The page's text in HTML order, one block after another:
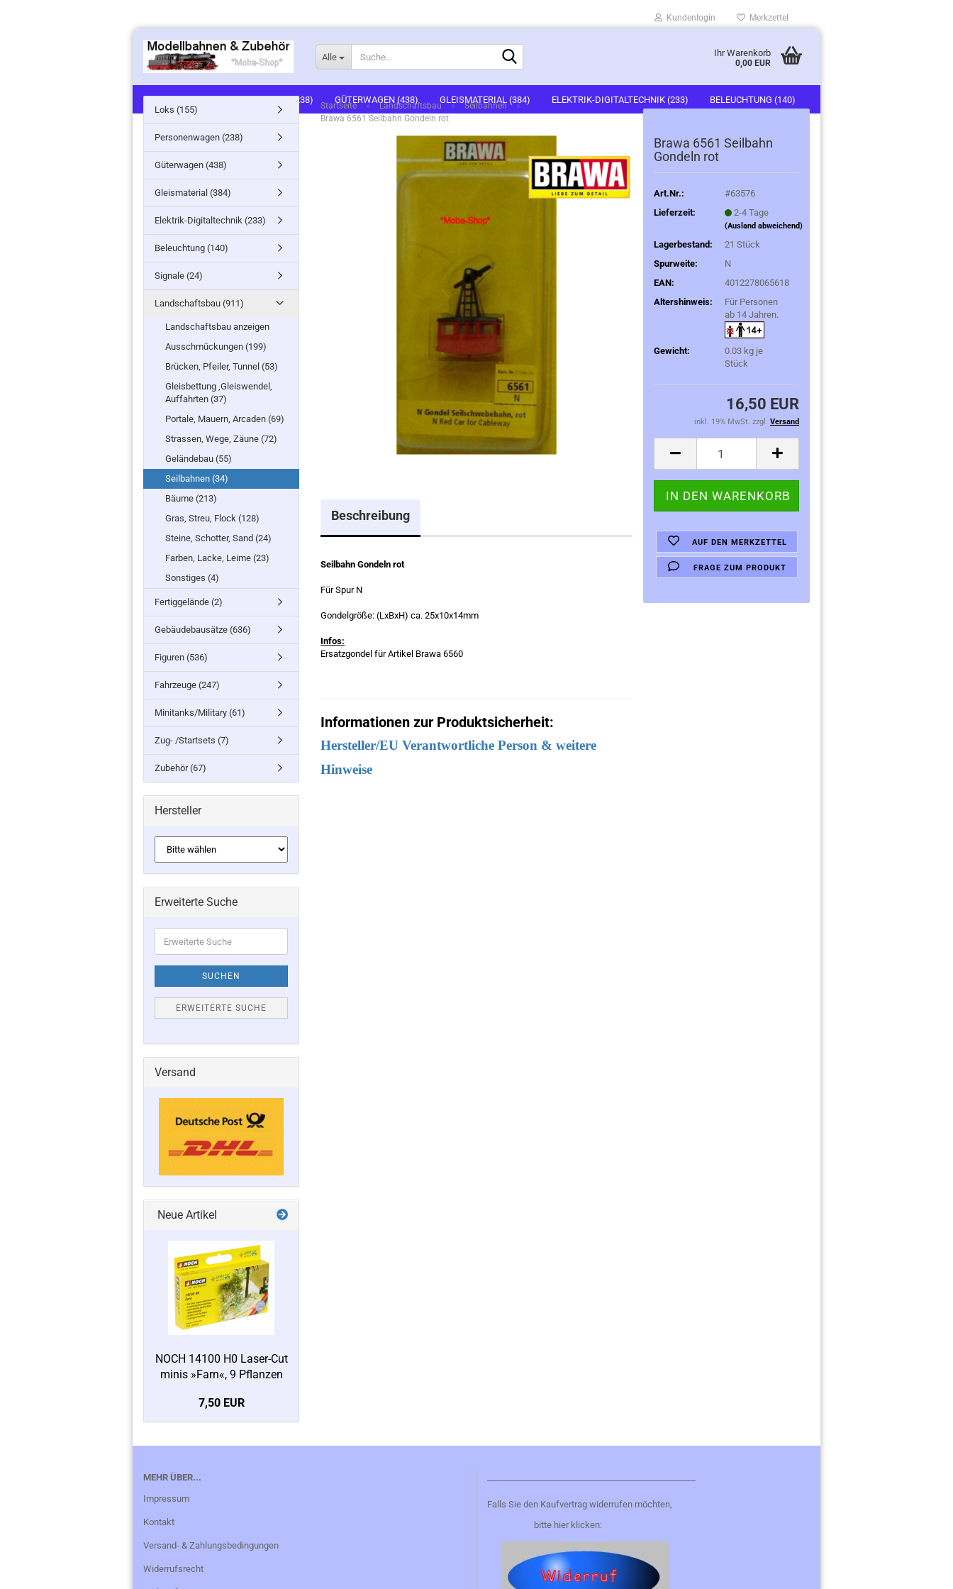
Kundenlogin Merkzettel
Alle Ihr Warenkorb
0,00 EUR
LOKS (155) PERSONENWAGEN (238) GÜTERWAGEN (438) GLEISMATERIAL (384) ELEKTRIK-DIGITALTECHNIK (233) BELEUCHTUNG (140)
ZUBEHÖR (67)
Startseite » Landschaftsbau » Seilbahnen »
Brawa 6561 Seilbahn Gondeln rot
Brawa 6561 Seilbahn
Gondeln rot
Art.Nr.:
#63576
Lieferzeit:
2-4 Tage
(Ausland abweichend)
Lagerbestand: 21Stück
Spurweite:
N
EAN:
4012278065618
Altershinweis:
Für Personen
ab 14 Jahren.
Gewicht: 0.03 kg je
Stück
16,50 EUR
inkl. 19% MwSt. zzgl. Versand
AUF DEN MERKZETTEL
FRAGE ZUM PRODUKT
Beschreibung
Seilbahn Gondeln rot
Für Spur N
Gondelgröße: (LxBxH) ca. 25x10x14mm
Infos:
Ersatzgondel für Artikel Brawa 6560
Informationen zur Produktsicherheit:
Hersteller/EU Verantwortliche Person & weitere
Hinweise
Loks (155)
Personenwagen (238)
Güterwagen (438)
Gleismaterial (384)
Elektrik-Digitaltechnik (233)
Beleuchtung (140)
Signale (24)
Landschaftsbau (911)
Landschaftsbau anzeigen
Ausschmückungen (199)
Brücken, Pfeiler, Tunnel (53)
Gleisbettung ,Gleiswendel,
Auffahrten (37)
Portale, Mauern, Arcaden (69)
Strassen, Wege, Zäune (72)
Geländebau (55)
Seilbahnen (34)
Bäume (213)
Gras, Streu, Flock (128)
Steine, Schotter, Sand (24)
Farben, Lacke, Leime (23)
Sonstiges (4)
Fertiggelände (2)
Gebäudebausätze (636)
Figuren (536)
Fahrzeuge (247)
Minitanks/Military (61)
Zug- /Startsets (7)
Zubehör (67)
Hersteller
Erweiterte Suche
Suche
SUCHEN
ERWEITERTE SUCHE
Versand
Neue Artikel
NOCH 14100 H0 Laser-Cut
minis »Farn«, 9 Pflanzen
7,50 EUR
MEHR ÜBER...
Impressum
Kontakt
Versand- & Zahlungsbedingungen
Widerrufsrecht
Falls Sie den Kaufvertrag widerrufen möchten,
bitte hier klicken: